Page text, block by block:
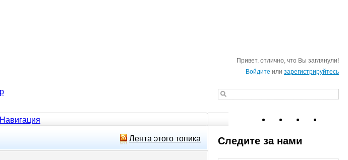
Привет, отлично, что Вы заглянули!
Войдите или зарегистрируйтесь
Навигация
Лента этого топика Следите за нами